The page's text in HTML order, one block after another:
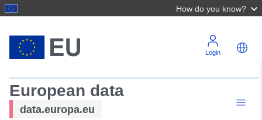
How do you know?
Login
European data
data.europa.eu